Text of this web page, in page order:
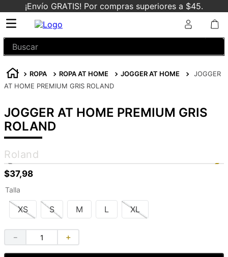
¡Envío GRATIS! Por compras superiores a $45.
Buscar
ROPA ROPA AT HOME JOGGER AT HOME
JOGGER
AT HOME PREMIUM GRIS ROLAND
JOGGER AT HOME PREMIUM GRIS
ROLAND
Roland
$37,98
Talla
XS S M L XL
＋
－